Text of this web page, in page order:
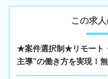
この求
★案件選択制★リモート
主導”の働き方を実現！